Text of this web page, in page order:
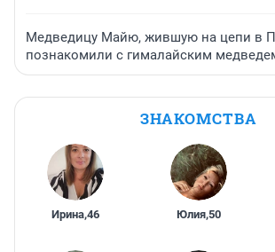
Медведицу Майю, жившую на цепи в
познакомили с гималайским
ЗНАКОМСТВА
Ирина,46 Юлия,50